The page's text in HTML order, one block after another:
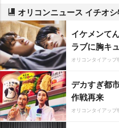
オリコンニュース イチオ
イケメンて
ラブに胸キ
オリコンタイアップ
デカすぎ都
作戦再来
オリコンタイアップ